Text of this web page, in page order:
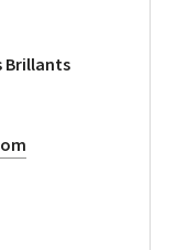
Brillants